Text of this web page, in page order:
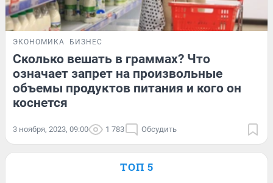
ЭКОНОМИКА БИЗНЕС
Сколько вешать в граммах? Что
означает запрет на произвольные
объемы продуктов питания и кого он
коснется
3 ноября, 2023, 09:00 1 783 Обсудить
ТОП 5